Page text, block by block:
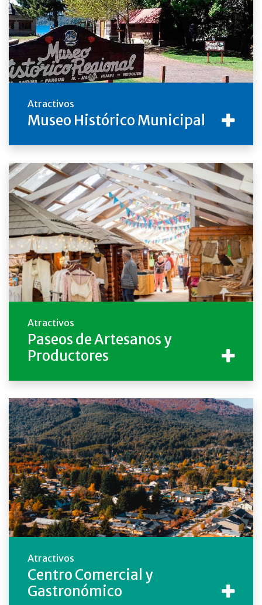
Atractivos
Museo Histórico Municipal
Atractivos
Paseos de Artesanos y
Productores
Atractivos
Centro Comercial y
Gastronómico